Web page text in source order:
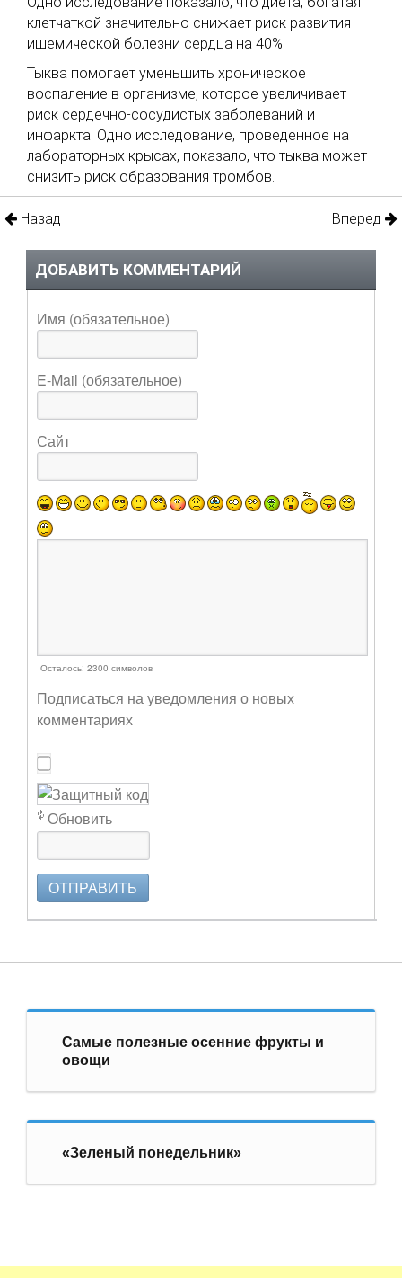
клетчаткой значительно снижает риск развития
ишемической болезни сердца на 40%.
Тыква помогает уменьшить хроническое
воспаление в организме, которое увеличивает
риск сердечно-сосудистых заболеваний и
инфаркта. Одно исследование, проведенное на
лабораторных крысах, показало, что тыква может
снизить риск образования тромбов.
Назад Вперед
ДОБАВИТЬ КОММЕНТАРИЙ
Имя (обязательное)
E-Mail (обязательное)
Сайт
Осталось: 2300 символов
Подписаться на уведомления о новых
комментариях
Обновить
ОТПРАВИТЬ
Самые полезные осенние фрукты и
овощи
«Зеленый понедельник»